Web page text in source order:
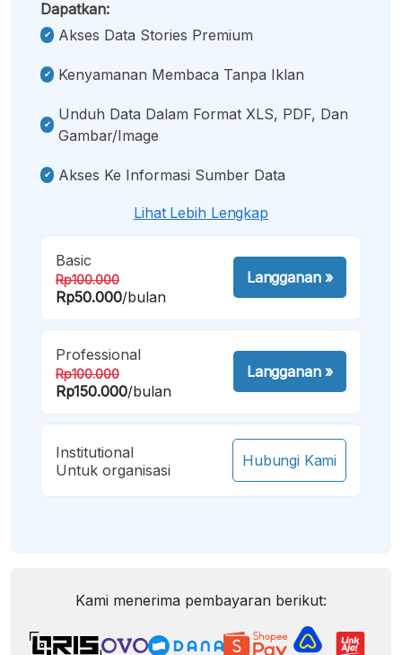
Dapatkan:
Akses Data Stories Premium
Kenyamanan Membaca Tanpa Iklan
Unduh Data Dalam Format XLS, PDF, Dan
Gambar/image
Akses Ke Informasi Sumber Data
Lihat Lebih Lengkap
Basic
Rp100.000
Rp50.000/bulan
Langganan»
Professional
Rp100.000
Rp150.000/bulan
Langganan»
Institutional
Untuk organisasi
Hubungi Kami
Kami menerima pembayaran berikut: